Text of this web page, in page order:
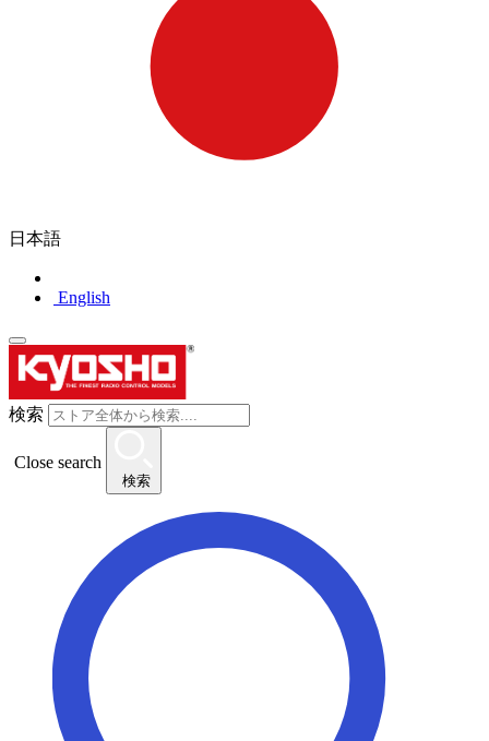
日本語
English
検索
Close search
検索